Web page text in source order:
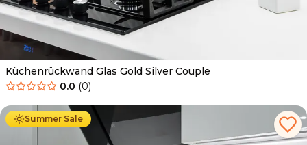
Küchenrückwand Glas Gold Silver Couple
0.0 (0)
Summer Sale
Ab 69.90 € 34.90